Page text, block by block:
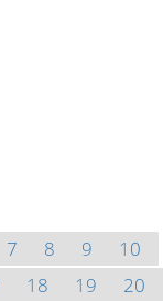
7 8 9
10
18 19
20